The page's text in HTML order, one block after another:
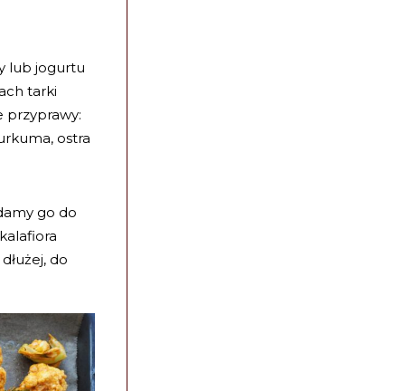
lub jogurtu
tarki
przyprawy:
ostra
go do
do